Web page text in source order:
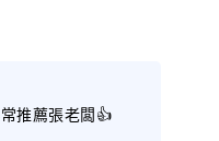
推薦張老闆👍